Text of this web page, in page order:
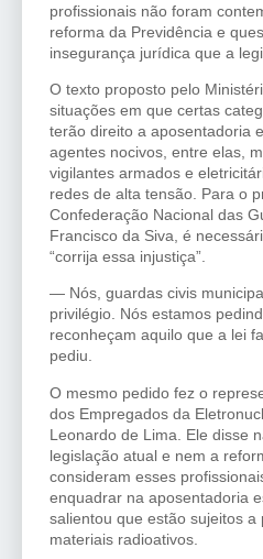
profissionais não foram
reforma da Previdência e
insegurança jurídica que a
O texto proposto pelo
situações em que certas
terão direito a aposentadoria
agentes nocivos, entre elas,
vigilantes armados e
redes de alta tensão. Para o
Confederação Nacional das
Francisco da Siva, é
“corrija essa injustiça”.
— Nós, guardas civis
privilégio. Nós estamos
reconheçam aquilo que a lei
pediu.
O mesmo pedido fez o
dos Empregados da
Leonardo de Lima. Ele disse
legislação atual e nem a
consideram esses
enquadrar na aposentadoria
salientou que estão sujeitos
materiais radioativos.